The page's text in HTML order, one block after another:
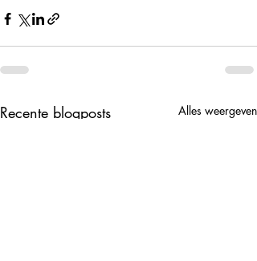
Recente blogposts Alles weergeven